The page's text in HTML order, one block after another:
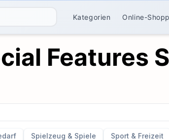
Kategorien Online-
Features
Spielzeug & Spiele Sport & Freizeit